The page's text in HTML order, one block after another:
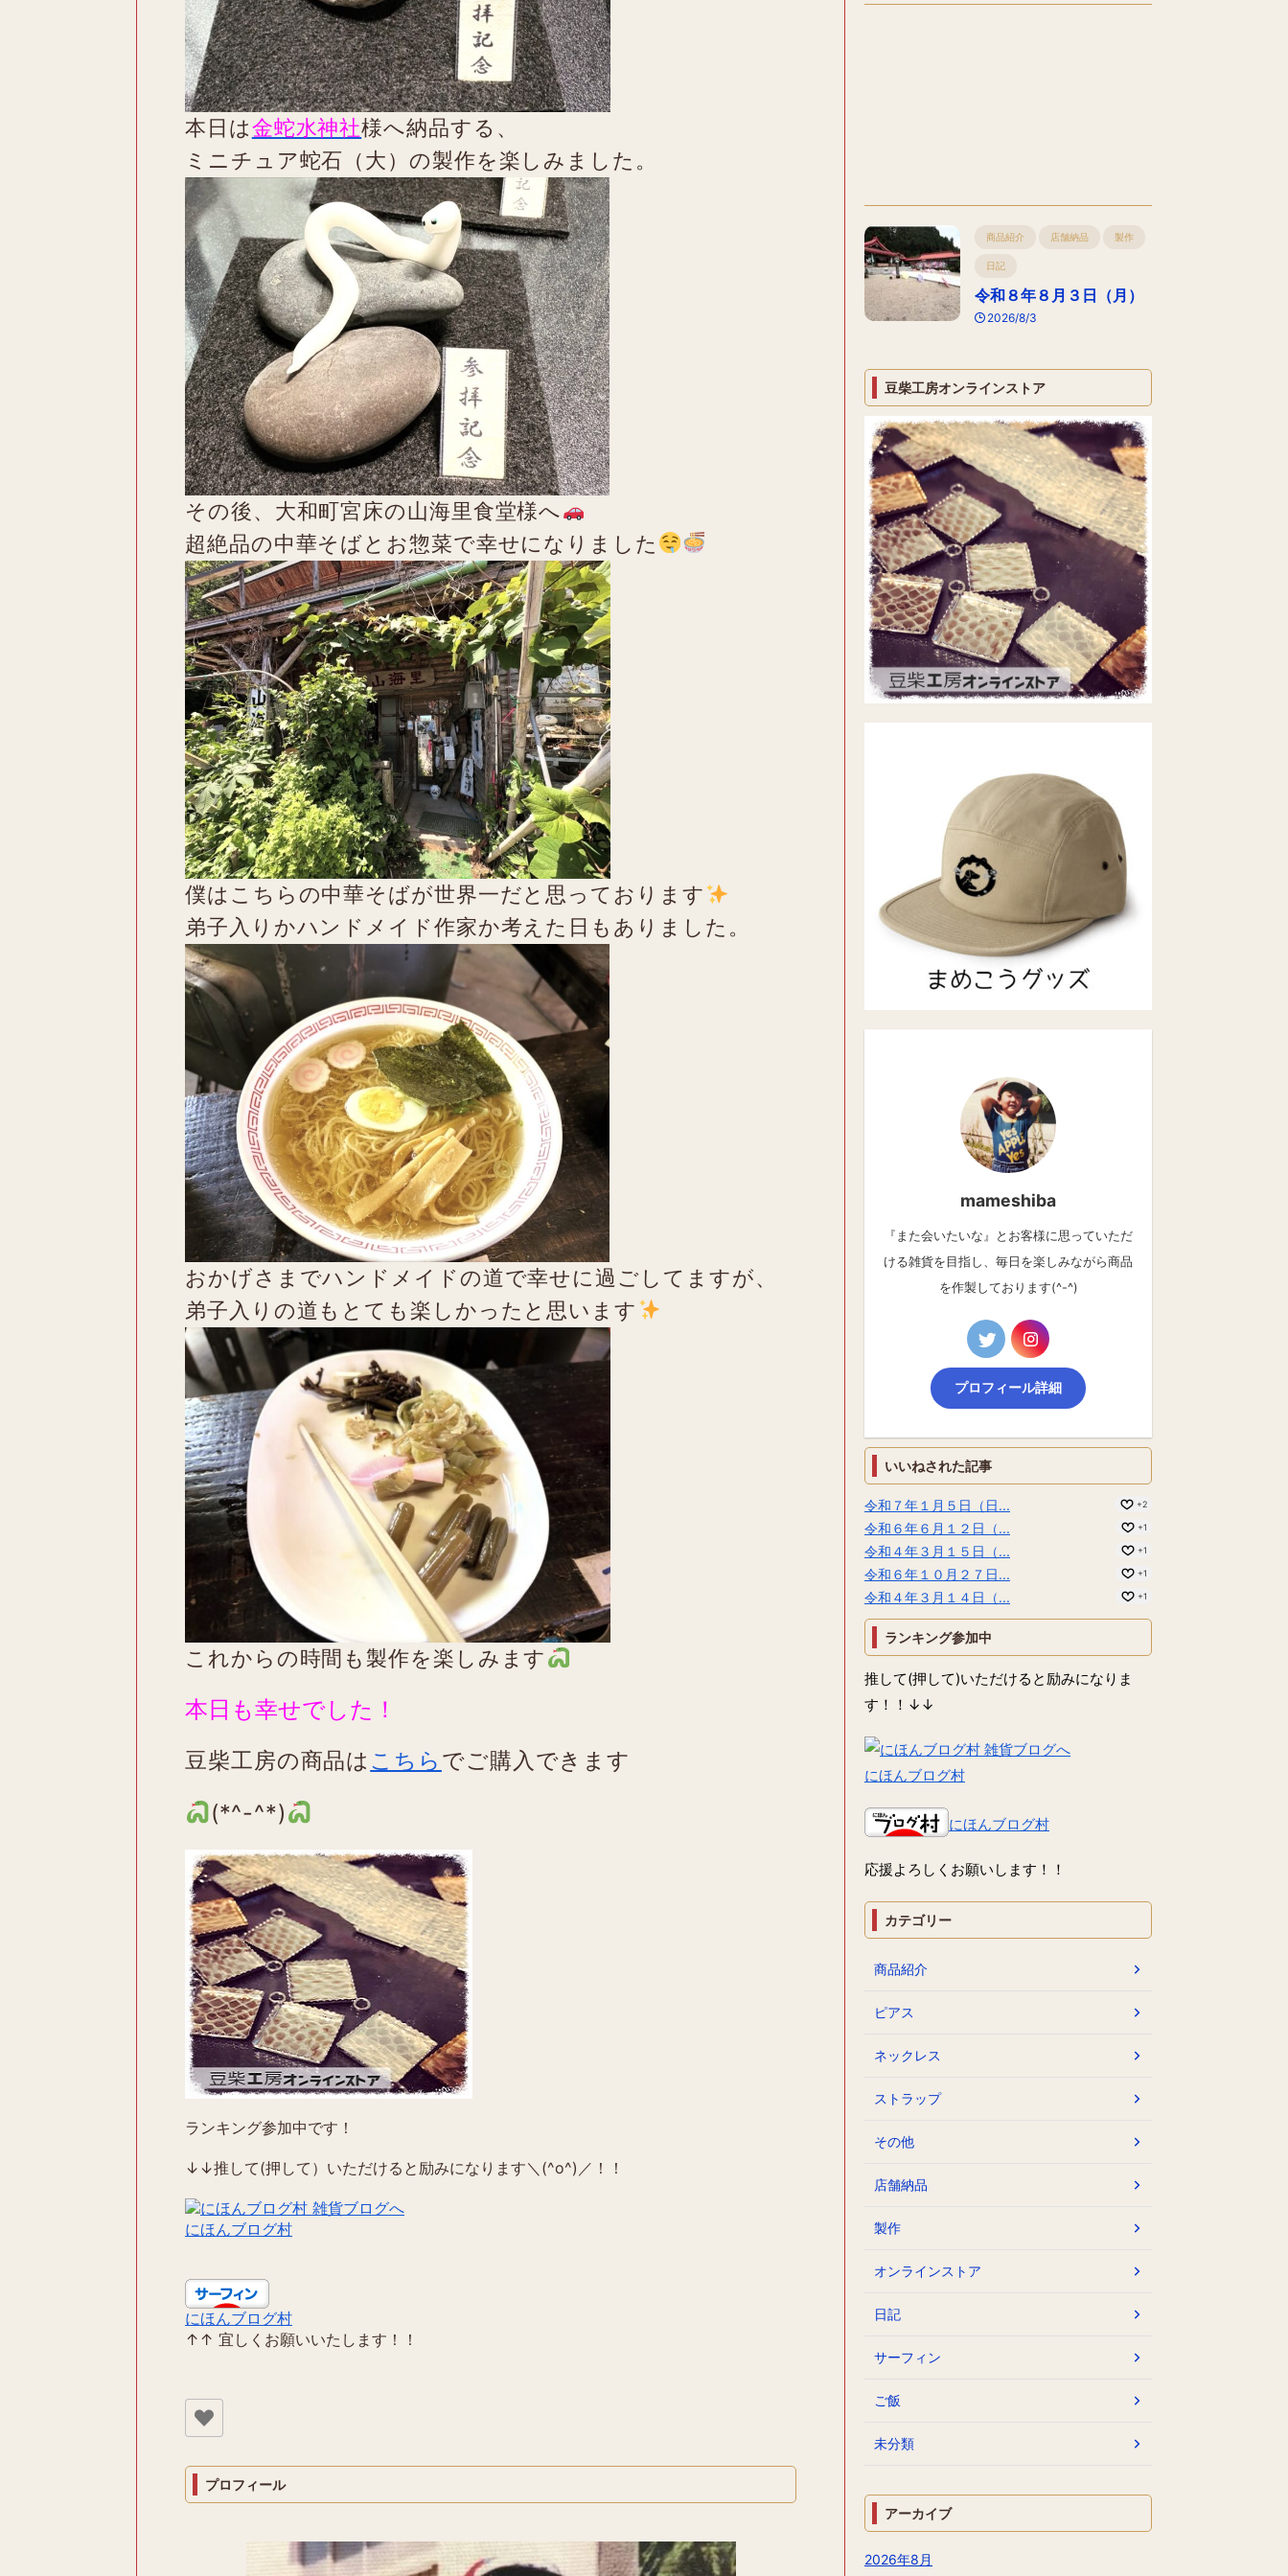
本日は金蛇水神社様へ納品する、
ミニチュア蛇石（大）の製作を楽しみました。
その後、大和町宮床の山海里食堂様へ
超絶品の中華そばとお惣菜で幸せになりました
僕はこちらの中華そばが世界一だと思っております
弟子入りかハンドメイド作家か考えた日もありました。
おかげさまでハンドメイドの道で幸せに過ごしてますが、
弟子入りの道もとても楽しかったと思います
これからの時間も製作を楽しみます
本日も幸せでした！
豆柴工房の商品は こちら でご購入できます
(*^-^*)
ランキング参加中です！
↓↓推して(押して）いただけると励みになります＼(^o^)／！！
にほんブログ村
にほんブログ村
↑↑ 宜しくお願いいたします！！
プロフィール
商品紹介 店舗納品 製作
日記
令和８年８月３日（月）
2026/8/3
豆柴工房オンラインストア
mameshiba
『また会いたいな』とお客様に思っていただ
ける雑貨を目指し、毎日を楽しみながら商品
を作製しております(^-^)
プロフィール詳細
いいねされた記事
令和７年１月５日（日... +2
令和６年６月１２日（... +1
令和４年３月１５日（... +1
令和６年１０月２７日... +1
令和４年３月１４日（... +1
ランキング参加中
推して(押して)いただけると励みになりま
す！！↓↓
にほんブログ村
にほんブログ村
応援よろしくお願いします！！
カテゴリー
商品紹介
ピアス
ネックレス
ストラップ
その他
店舗納品
製作
オンラインストア
日記
サーフィン
ご飯
未分類
アーカイブ
2026年8月